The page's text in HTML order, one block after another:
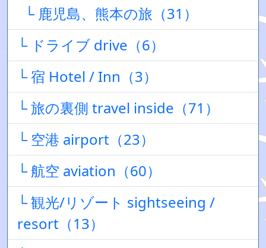
└ 鹿児島、熊本の旅（31）
└ ドライブ drive（6）
└ 宿 Hotel / Inn（3）
└ 旅の裏側 travel inside（71）
└ 空港 airport（23）
└ 航空 aviation（60）
└ 観光/リゾート sightseeing /
resort（13）